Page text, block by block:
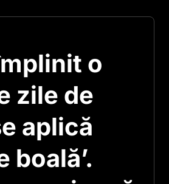
o
zile de
aplică
boală’.